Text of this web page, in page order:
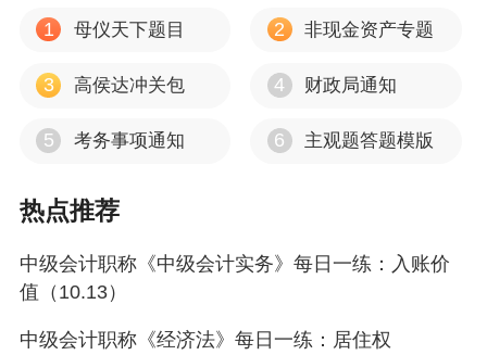
1 母仪天下题目 2 非现金资产专题
3 高侯达冲关包 4 财政局通知
5 考务事项通知 6 主观题答题模版
热点推荐
中级会计职称《中级会计实务》每日一练：入账价
值（10.13）
中级会计职称《经济法》每日一练：居住权